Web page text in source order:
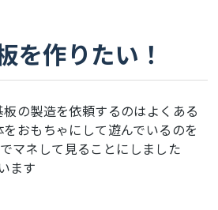
を作りたい！
の製造を依頼するのはよくある
おもちゃにして遊んでいるのを
マネして見ることにしました
ます